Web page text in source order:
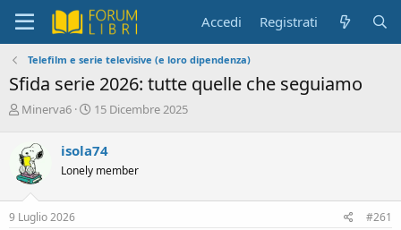
Accedi Registrati
Telefilm e serie televisive (e loro dipendenza)
Sfida serie 2026: tutte quelle che seguiamo
C
a
t
o
r
e
Minerva6
D
a
d
i
15 Dicembre 2025
isola74
Lonely member
9 Luglio 2026 #261